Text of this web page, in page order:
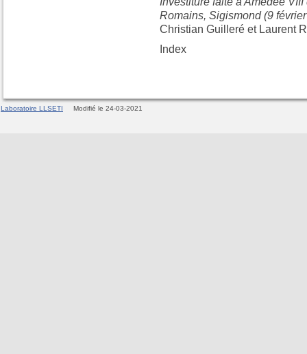
Romains, Sigismond (9
Christian Guilleré et Laurent
Index
Laboratoire LLSETI Modifié le 24-03-2021